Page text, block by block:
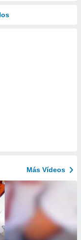
Más Vídeos